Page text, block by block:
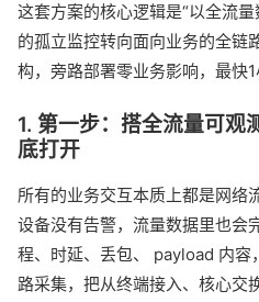
这套方案的核心逻辑是“以全流
的孤立监控转向面向业务的全链
构，旁路部署零业务影响，最快1
1. 第一步：搭全流量可观
底打开
所有的业务交互本质上都是网络
设备没有告警，流量数据里也会
程、时延、丢包、 payload 内容
路采集，把从终端接入、核心交